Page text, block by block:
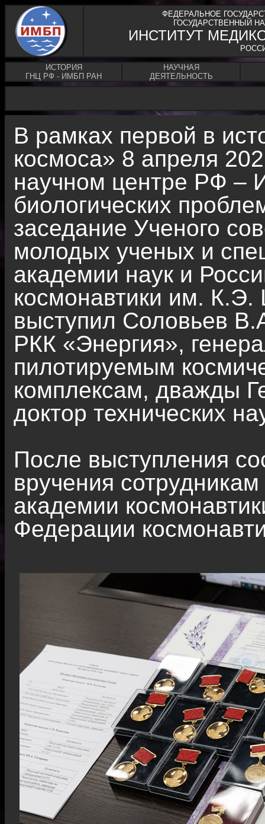
ФЕДЕРАЛЬНОЕ
ГОСУДАРСТВЕННЫЙ
ИНСТИТУТ
ИСТОРИЯ
ГНЦ РФ - ИМБП РАН
НАУЧНАЯ
ДЕЯТЕЛЬНОСТЬ
В рамках первой в
космоса» 8 апреля
научном центре РФ –
биологических
заседание Ученого
молодых ученых и
академии наук и
космонавтики им. К.Э.
выступил Соловьев
РКК «Энергия»,
пилотируемым
комплексам, дважды
доктор технических
После выступления
вручения
академии
Федерации